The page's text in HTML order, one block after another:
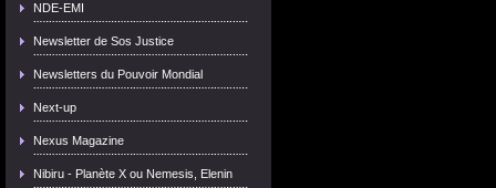
NDE-EMI
Newsletter de Sos Justice
Newsletters du Pouvoir Mondial
Next-up
Nexus Magazine
Nibiru - Planète X ou Nemesis, Elenin